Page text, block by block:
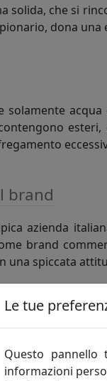
solida, che si
dona una
solamente
brand
azienda
brand
una spiccata
e nello
trae il suo
Le tue
Questo
informazioni